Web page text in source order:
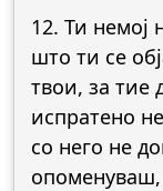
12. Ти
што ти се
твои, за тие
испратено
со него не
опоменуваш,